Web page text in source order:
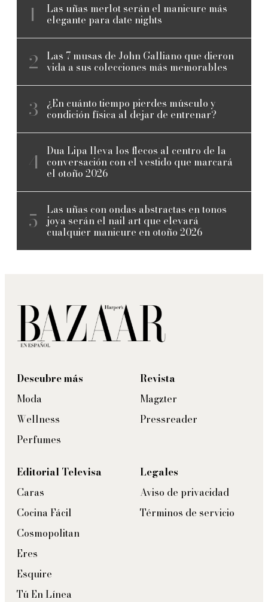
Las uñas merlot serán el manicure más
elegante para date nights
Las 7 musas de John Galliano que dieron
vida a sus colecciones más memorables
¿En cuánto tiempo pierdes músculo y
condición física al dejar de entrenar?
Dua Lipa lleva los flecos al centro de la
conversación con el vestido que marcará
el otoño 2026
Las uñas con ondas abstractas en tonos
joya serán el nail art que elevará
cualquier manicure en otoño 2026
Descubre más
Moda
Wellness
Perfumes
Revista
Magzter
Pressreader
Editorial Televisa
Caras
Cocina Fácil
Cosmopolitan
Eres
Esquire
Tú En Línea
Legales
Aviso de privacidad
Términos de servicio